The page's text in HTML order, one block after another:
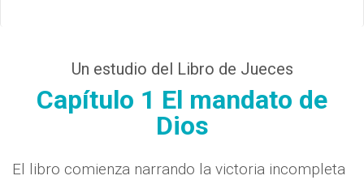
Un estudio del Libro de Jueces
Capítulo 1 El mandato de
Dios
El libro comienza narrando la victoria incompleta